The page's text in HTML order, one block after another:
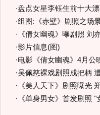
·盘点女星李钰生前十大
·组图:《赤壁》剧照之场
· 《倩女幽魂》曝剧照 刘
·影片信息(图)
·电影《倩女幽魂》4月公
·吴佩慈裸戏剧照成把柄
· 《美人天下》剧照曝光
· 《单身男女》首发剧照